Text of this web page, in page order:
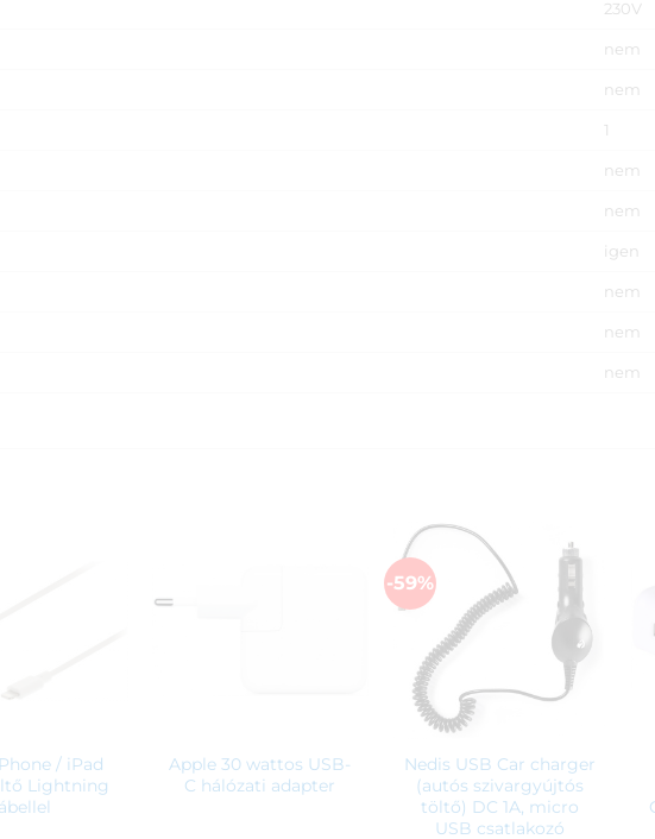
230V
nem
nem
1
nem
nem
igen
nem
nem
nem
/ iPad
Lightning
Apple 30 wattos USB-
C hálózati adapter
-59%
Nedis USB Car charger
(autós szivargyújtós
töltő) DC 1A, micro
USB csatlakozó